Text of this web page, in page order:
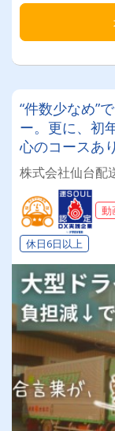
“件数少なめ”
ー。更に、初
心のコースあ
株式会社仙台配
動
休日6日以上